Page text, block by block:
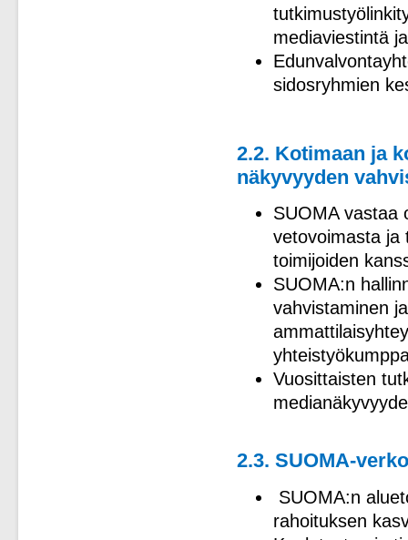
mediaviestintä
sidosryhmien
2.2. Kotimaan ja
näkyvyyden
SUOMA vastaa
vetovoimasta ja
toimijoiden
SUOMA:n
vahvistaminen
Vuosittaisten
2.3. SUOMA-
SUOMA:n
rahoituksen